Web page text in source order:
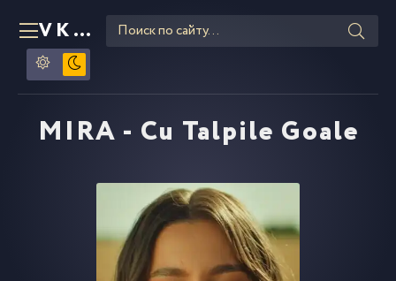
VKLIPE RU
MIRA - Cu Talpile Goale